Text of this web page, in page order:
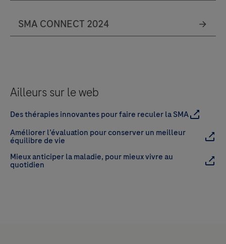
Ailleurs sur le web
Des thérapies innovantes pour faire reculer la SMA
Améliorer l’évaluation pour conserver un meilleur
équilibre de vie
Mieux anticiper la maladie, pour mieux vivre au
quotidien